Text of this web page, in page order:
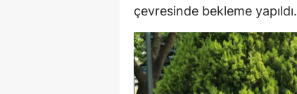
çevresinde bekleme yapıldı.